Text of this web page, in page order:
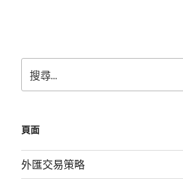
尋
字:
頁面
外匯交易策略